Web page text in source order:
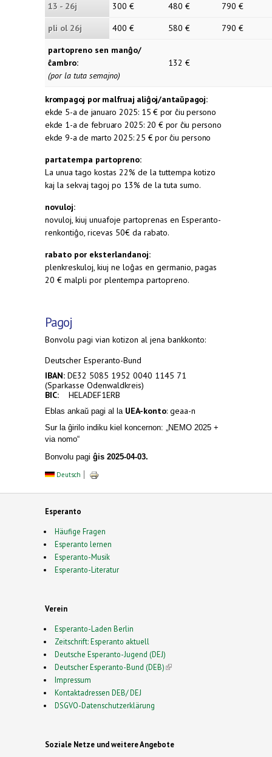
13 - 26j
300 € 480 €
790 €
pli ol 26j
400 € 580 €
790 €
partopreno sen manĝo/
ĉambro:
(por la tuta semajno)
132 €
krompagoj por malfruaj aliĝoj/antaŭpagoj:
ekde 5-a de januaro 2025: 15 € por ĉiu persono
ekde 1-a de februaro 2025: 20 € por ĉiu persono
ekde 9-a de marto 2025: 25 € por ĉiu persono
partatempa partopreno:
La unua tago kostas 22% de la tuttempa kotizo
kaj la sekvaj tagoj po 13% de la tuta sumo.
novuloj:
novuloj, kiuj unuafoje partoprenas en Esperanto-
renkontiĝo, ricevas 50€ da rabato.
rabato por eksterlandanoj:
plenkreskuloj, kiuj ne loĝas en germanio, pagas
20 € malpli por plentempa partopreno.
Pagoj
Bonvolu pagi vian kotizon al jena bankkonto:
Deutscher Esperanto-Bund
IBAN: DE32 5085 1952 0040 1145 71
(Sparkasse Odenwaldkreis)
BIC: HELADEF1ERB
Eblas ankaŭ pagi al laUEA-konto: geaa-n
Sur la ĝirilo indiku kiel koncernon: „NEMO 2025 +
via nomo“
Bonvolu pagi ĝis 2025-04-03.
Deutsch
Esperanto
Häufige Fragen
Esperanto lernen
Esperanto-Musik
Esperanto-Literatur
Verein
Esperanto-Laden Berlin
Zeitschrift: Esperanto aktuell
Deutsche Esperanto-Jugend (DEJ)
Deutscher Esperanto-Bund (DEB)(link is external)
Impressum
Kontaktadressen DEB/ DEJ
DSGVO-Datenschutzerklärung
Soziale Netze und weitere Angebote